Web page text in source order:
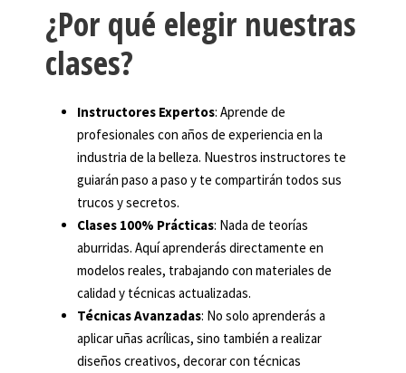
¿Por qué elegir nuestras
clases?
Instructores Expertos: Aprende de
profesionales con años de experiencia en la
industria de la belleza. Nuestros instructores te
guiarán paso a paso y te compartirán todos sus
trucos y secretos.
Clases 100% Prácticas: Nada de teorías
aburridas. Aquí aprenderás directamente en
modelos reales, trabajando con materiales de
calidad y técnicas actualizadas.
Técnicas Avanzadas: No solo aprenderás a
aplicar uñas acrílicas, sino también a realizar
diseños creativos, decorar con técnicas